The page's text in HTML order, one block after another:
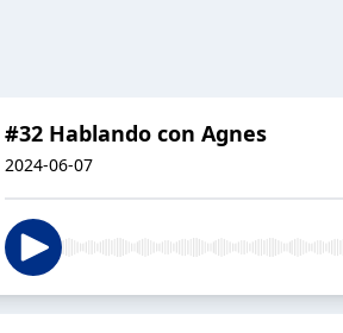
#32 Hablando con Agnes
2024-06-07